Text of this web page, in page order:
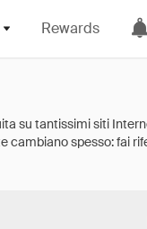
Rewards